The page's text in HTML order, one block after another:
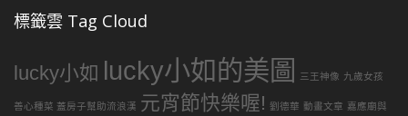
片
文
分
類
標籤雲 Tag Cloud
lucky小如 lucky小如的美圖 三王神像 九歲女孩
善心種菜 蓋房子幫助流浪漢 元宵節快樂喔! 劉德華 動畫文章 嘉應廟與